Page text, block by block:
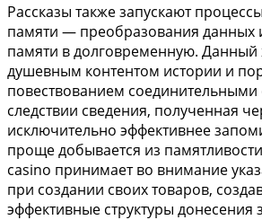
Рассказы также запускают
памяти — преобразования данных
памяти в долговременную. Данный
душевным контентом истории и
повествованием
следствии сведения, полученная
исключительно эффективнее
проще добывается из
casino принимает во внимание
при создании своих товаров,
эффективные структуры донесения